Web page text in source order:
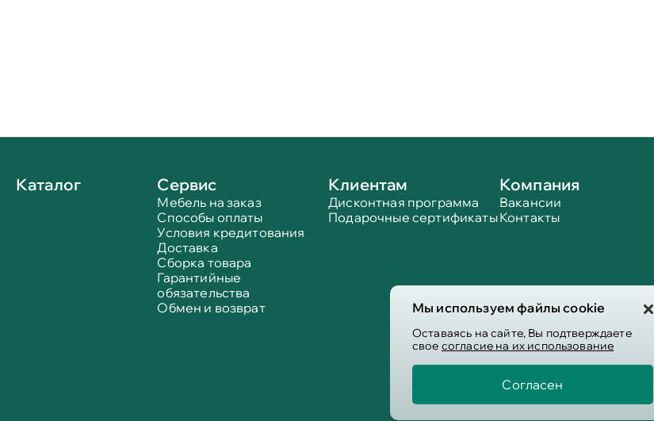
Мы используем файлы cookie
Оставаясь на сайте, Вы подтверждаете
свое согласие на их использование
Согласен
Каталог Сервис
Мебель на заказ
Способы оплаты
Условия кредитования
Доставка
Сборка товара
Гарантийные
обязательства
Обмен и возврат
Клиентам
Дисконтная программа
Подарочные сертификаты
Компания
Вакансии
Контакты